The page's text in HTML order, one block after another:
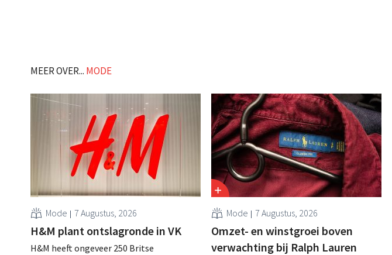
MEER OVER... MODE
Mode 7 Augustus, 2026
H&M plant ontslagronde in VK
H&M heeft ongeveer 250 Britse
Mode 7 Augustus, 2026
Omzet- en winstgroei boven
verwachting bij Ralph Lauren